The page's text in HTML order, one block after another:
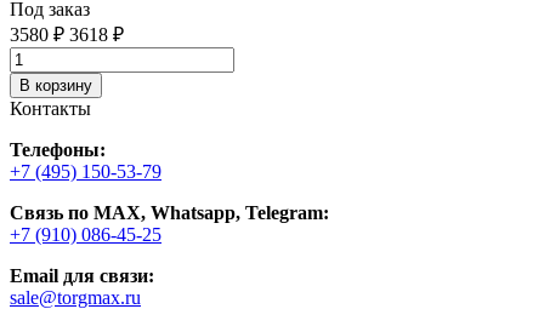
Под заказ
3580 ₽ 3618 ₽
В корзину
Контакты
Телефоны:
+7 (495) 150-53-79
Связь по MAX, Whatsapp, Telegram:
+7 (910) 086-45-25
Email для связи:
sale@torgmax.ru